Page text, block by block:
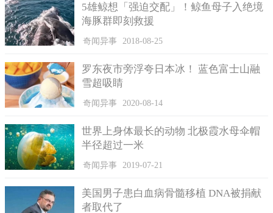
5雄鲸想「强迫交配」！鲸鱼母子入绝境
海豚群即刻救援
奇闻异事 2018-08-25
罗东夜市旁浮夸日本冰！ 蓝色富士山融
雪超吸睛
奇闻异事 2020-08-14
世界上身体最长的动物 北极霞水母伞帽
半径超过一米
奇闻异事 2019-07-21
美国男子患白血病骨髓移植 DNA被捐献
者取代了